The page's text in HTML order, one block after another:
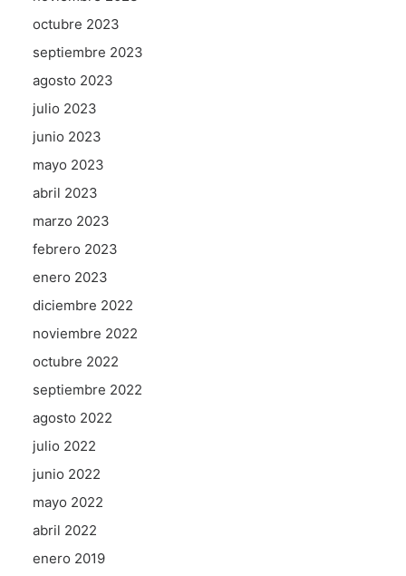
octubre 2023
septiembre 2023
agosto 2023
julio 2023
junio 2023
mayo 2023
abril 2023
marzo 2023
febrero 2023
enero 2023
diciembre 2022
noviembre 2022
octubre 2022
septiembre 2022
agosto 2022
julio 2022
junio 2022
mayo 2022
abril 2022
enero 2019